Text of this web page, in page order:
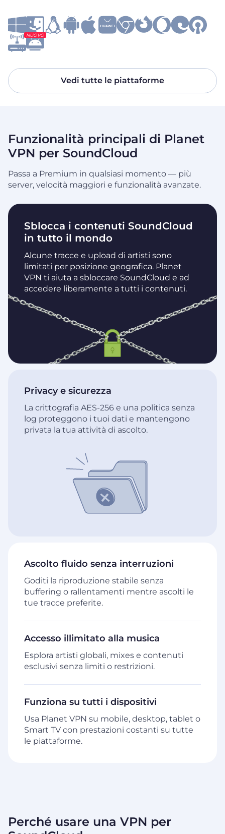
NUOVO
Vedi tutte le piattaforme
Funzionalità principali di Planet
VPN per SoundCloud
Passa a Premium in qualsiasi momento — più
server, velocità maggiori e funzionalità avanzate.
Sblocca i contenuti SoundCloud
in tutto il mondo
Alcune tracce e upload di artisti sono
limitati per posizione geografica. Planet
VPN ti aiuta a sbloccare SoundCloud e ad
accedere liberamente a tutti i contenuti.
Ascolto fluido senza interruzioni
Goditi la riproduzione stabile senza
buffering o rallentamenti mentre ascolti le
tue tracce preferite.
Accesso illimitato alla musica
Esplora artisti globali, mixes e contenuti
esclusivi senza limiti o restrizioni.
Funziona su tutti i dispositivi
Usa Planet VPN su mobile, desktop, tablet o
Smart TV con prestazioni costanti su tutte
le piattaforme.
Privacy e sicurezza
La crittografia AES-256 e una politica senza
log proteggono i tuoi dati e mantengono
privata la tua attività di ascolto.
Perché usare una VPN per